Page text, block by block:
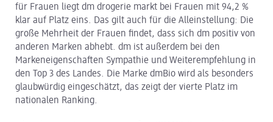
für Frauen liegt dm drogerie markt bei Frauen mit 94,2 %
klar auf Platz eins. Das gilt auch für die Alleinstellung: Die
große Mehrheit der Frauen findet, dass sich dm positiv von
anderen Marken abhebt. dm ist außerdem bei den
Markeneigenschaften Sympathie und Weiterempfehlung in
den Top 3 des Landes. Die Marke dmBio wird als besonders
glaubwürdig eingeschätzt, das zeigt der vierte Platz im
nationalen Ranking.